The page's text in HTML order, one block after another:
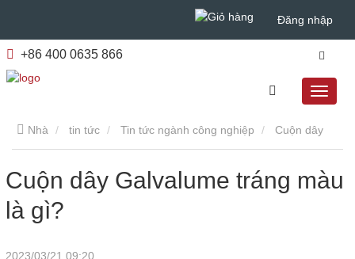
Đăng nhập
+86 400 0635 866
Nhà tin tức Tin tức ngành công nghiệp
Cuộn dây Galvalume tráng màu
là gì?
2023/03/21 09:20